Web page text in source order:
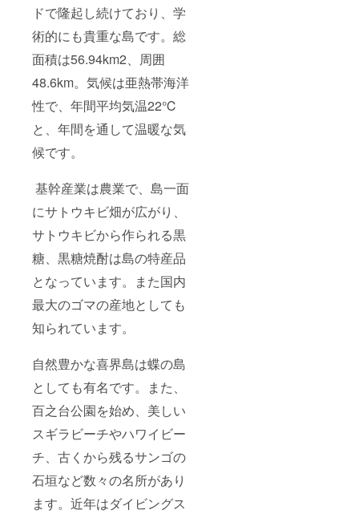
ドで隆起し続けており、学
術的にも貴重な島です。総
面積は56.94km2、周囲
48.6km。気候は亜熱帯海洋
性で、年間平均気温22℃
と、年間を通して温暖な気
候です。
基幹産業は農業で、島一面
にサトウキビ畑が広がり、
サトウキビから作られる黒
糖、黒糖焼酎は島の特産品
となっています。また国内
最大のゴマの産地としても
知られています。
自然豊かな喜界島は蝶の島
としても有名です。また、
百之台公園を始め、美しい
スギラビーチやハワイビー
チ、古くから残るサンゴの
石垣など数々の名所があり
ます。近年はダイビングス